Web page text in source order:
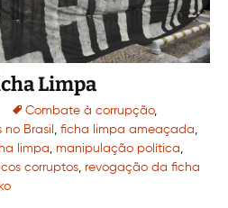
Limpa
Combate à corrupção,
no Brasil ficha limpa ameaçada
limpa manipulação política
corruptos revogação da ficha